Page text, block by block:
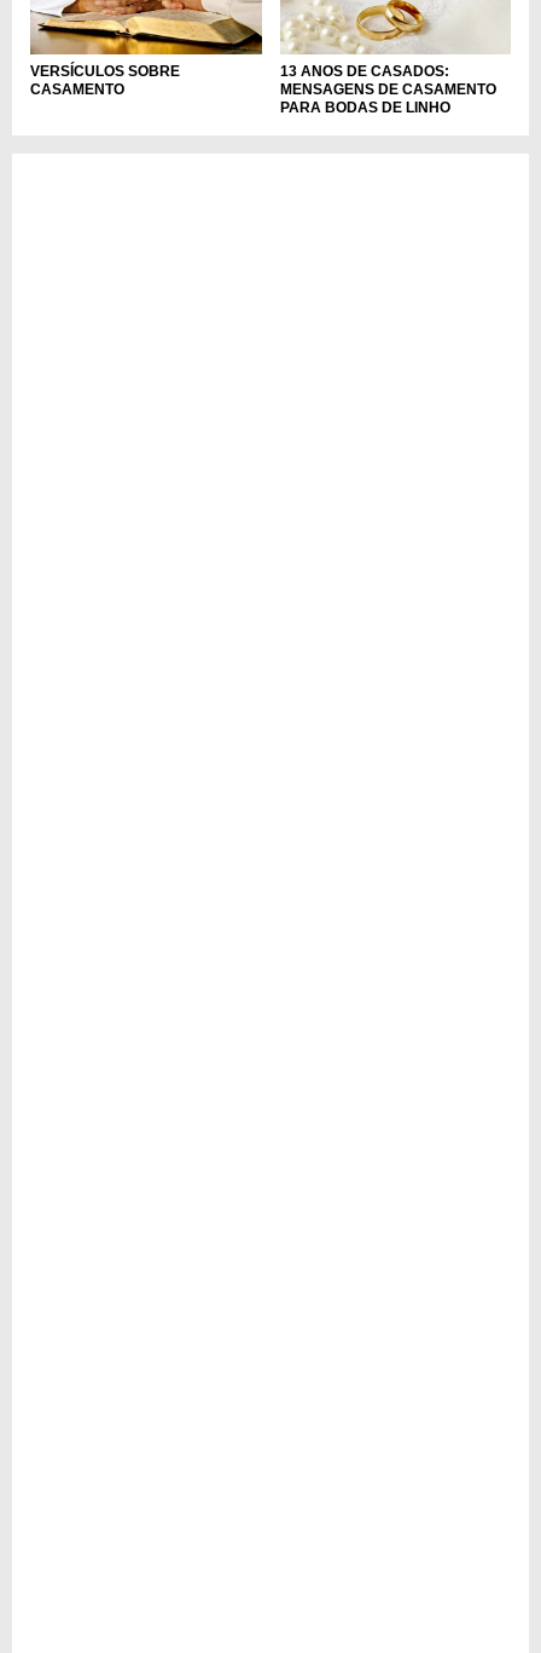
VERSÍCULOS SOBRE
CASAMENTO
13 ANOS DE CASADOS:
MENSAGENS DE CASAMENTO
PARA BODAS DE LINHO